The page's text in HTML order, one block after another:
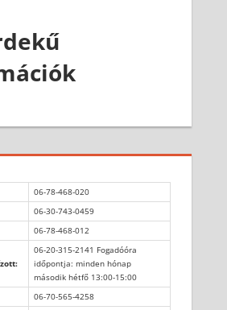
06-78-468-020
06-30-743-0459
06-78-468-012
06-20-315-2141 Fogadóóra
időpontja: minden hónap
második hétfő 13:00-15:00
06-70-565-4258